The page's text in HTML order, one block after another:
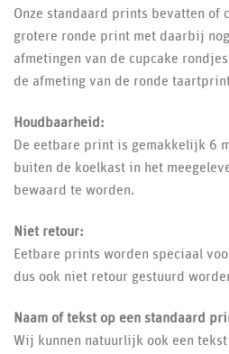
Onze standaard prints bevatten of
grotere ronde print met daarbij
afmetingen van de cupcake
de afmeting van de ronde
Houdbaarheid:
De eetbare print is gemakkelijk 6
buiten de koelkast in het
bewaard te worden.
Niet retour:
Eetbare prints worden speciaal
dus ook niet retour gestuurd
Naam of tekst op een standaard
Wij kunnen natuurlijk ook een tekst